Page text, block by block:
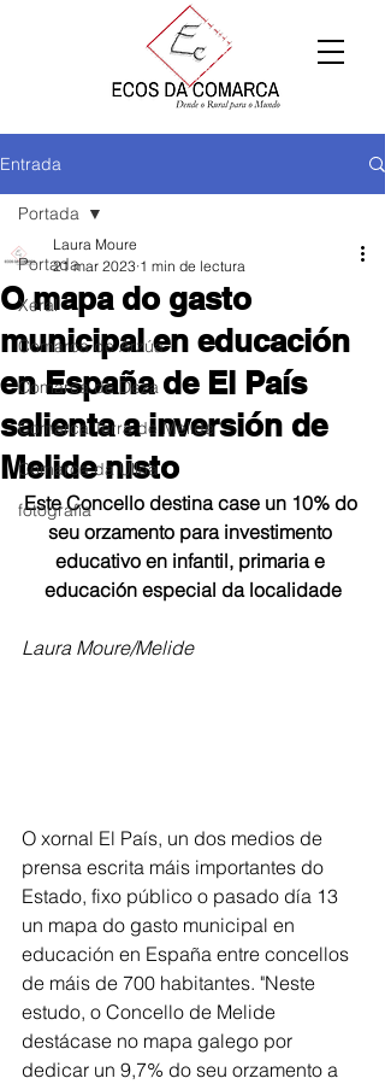
Entrada
Portada
Xeral
Comarca de Arzúa
Comarca de Deza
Comarca Terra de Melide
Comarca da Ulloa
fotografía
Portada
O mapa do gasto
municipal en educación
en España de El País
salienta a inversión de
Melide nisto
Laura Moure
21 mar 2023 1 min de lectura
Este Concello destina case un 10% do
seu orzamento para investimento
educativo en infantil, primaria e
educación especial da localidade
Laura Moure/Melide
O xornal El País, un dos medios de
prensa escrita máis importantes do
Estado, fixo público o pasado día 13
un mapa do gasto municipal en
educación en España entre concellos
de máis de 700 habitantes. "Neste
estudo, o Concello de Melide
destácase no mapa galego por
dedicar un 9,7% do seu orzamento a